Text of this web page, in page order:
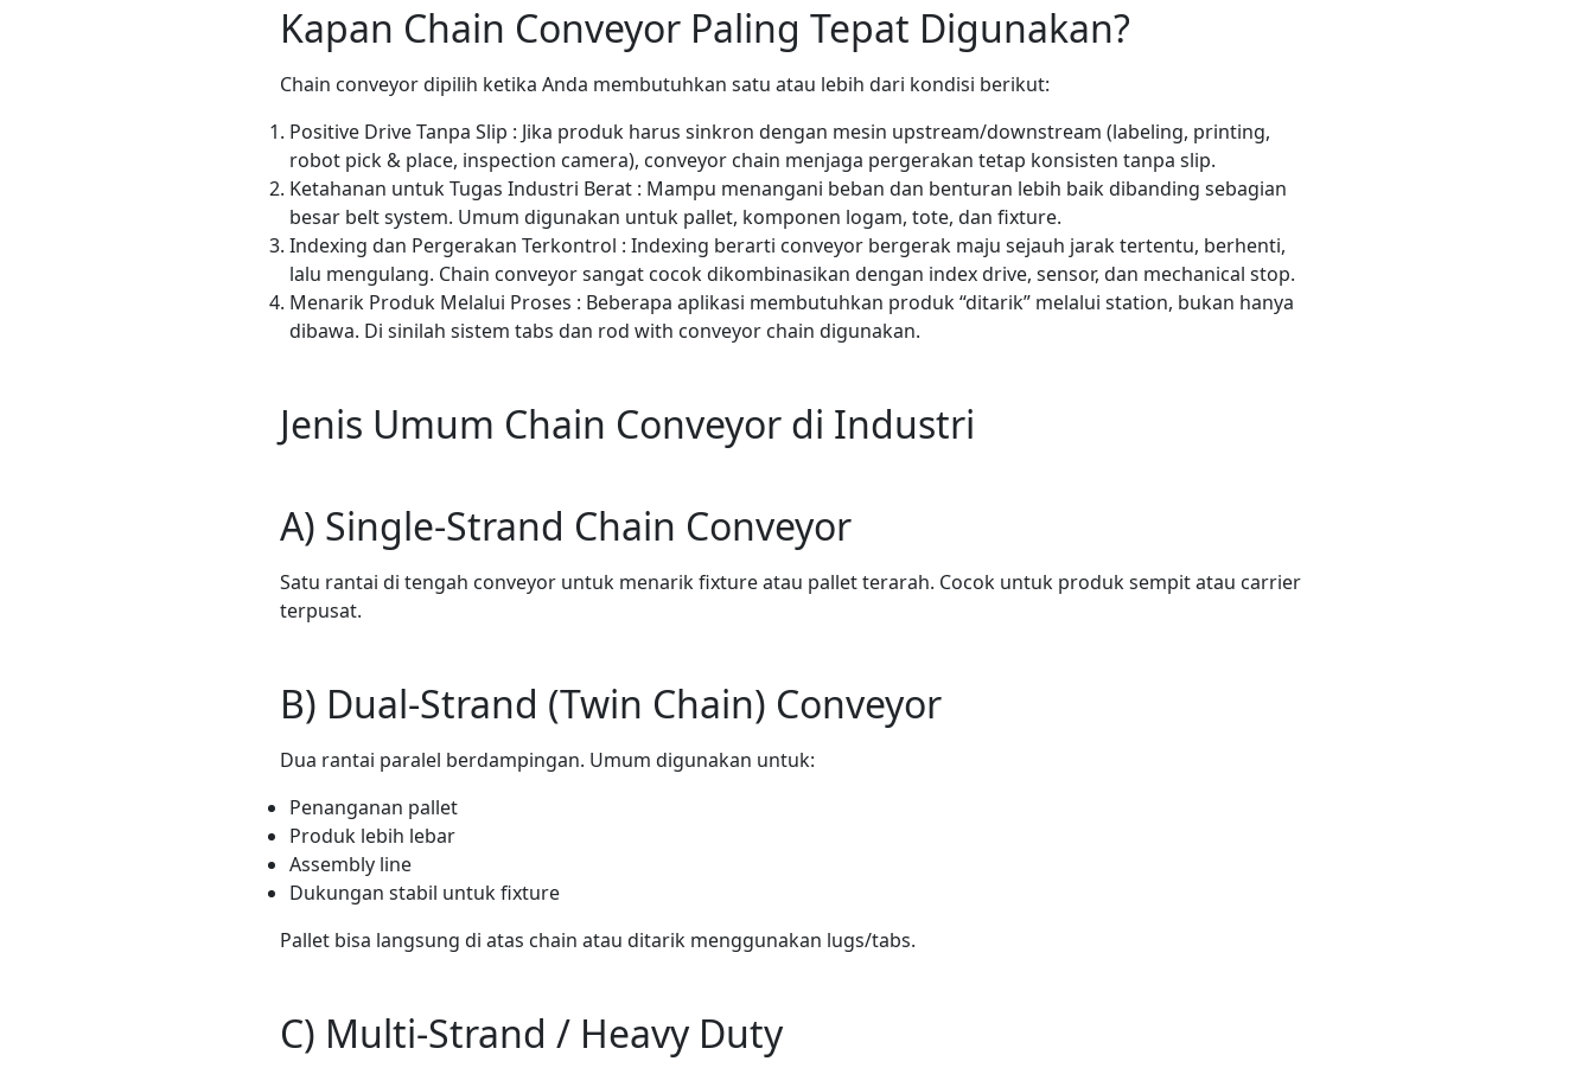
Kapan Chain Conveyor Paling Tepat Digunakan?
Chain conveyor dipilih ketika Anda membutuhkan satu atau lebih dari kondisi berikut:
Positive Drive Tanpa Slip : Jika produk harus sinkron dengan mesin upstream/downstream (labeling, printing,
robot pick & place, inspection camera), conveyor chain menjaga pergerakan tetap konsisten tanpa slip.
Ketahanan untuk Tugas Industri Berat : Mampu menangani beban dan benturan lebih baik dibanding sebagian
besar belt system. Umum digunakan untuk pallet, komponen logam, tote, dan fixture.
Indexing dan Pergerakan Terkontrol : Indexing berarti conveyor bergerak maju sejauh jarak tertentu, berhenti,
lalu mengulang. Chain conveyor sangat cocok dikombinasikan dengan index drive, sensor, dan mechanical stop.
Menarik Produk Melalui Proses : Beberapa aplikasi membutuhkan produk “ditarik” melalui station, bukan hanya
dibawa. Di sinilah sistem tabs dan rod with conveyor chain digunakan.
Jenis Umum Chain Conveyor di Industri
A) Single-Strand Chain Conveyor
Satu rantai di tengah conveyor untuk menarik fixture atau pallet terarah. Cocok untuk produk sempit atau carrier
terpusat.
B) Dual-Strand (Twin Chain) Conveyor
Dua rantai paralel berdampingan. Umum digunakan untuk:
Penanganan pallet
Produk lebih lebar
Assembly line
Dukungan stabil untuk fixture
Pallet bisa langsung di atas chain atau ditarik menggunakan lugs/tabs.
C) Multi-Strand / Heavy Duty